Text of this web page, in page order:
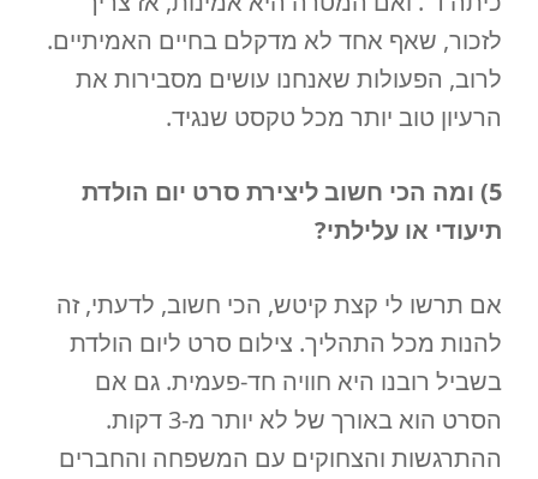
לזכור, שאף אחד לא מדקלם בחיים האמיתיים.
לרוב, הפעולות שאנחנו עושים מסבירות את
הרעיון טוב יותר מכל טקסט שנגיד.
5) ומה הכי חשוב ליצירת סרט יום הולדת
תיעודי או עלילתי?
אם תרשו לי קצת קיטש, הכי חשוב, לדעתי, זה
להנות מכל התהליך. צילום סרט ליום הולדת
בשביל רובנו היא חוויה חד-פעמית. גם אם
הסרט הוא באורך של לא יותר מ-3 דקות.
ההתרגשות והצחוקים עם המשפחה והחברים